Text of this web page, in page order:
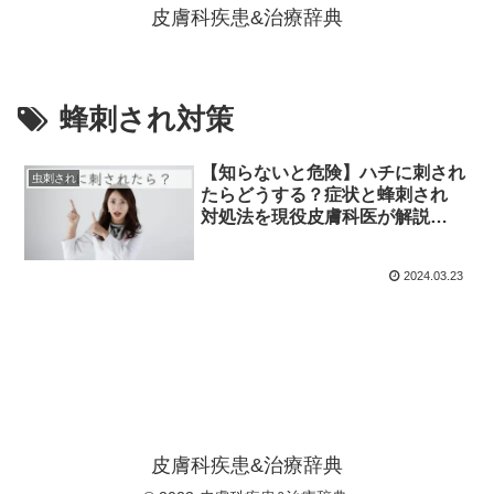
皮膚科疾患&治療辞典
蜂刺され対策
虫刺され
【知らないと危険】ハチに刺され
たらどうする？症状と蜂刺され
対処法を現役皮膚科医が解説
2024.03.23
皮膚科疾患&治療辞典